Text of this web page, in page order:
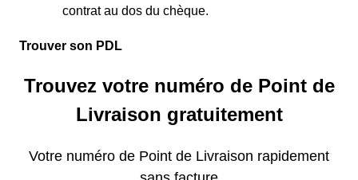
contrat au dos du chèque.
Trouver son PDL